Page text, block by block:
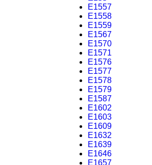
E1557
E1558
E1559
E1567
E1570
E1571
E1576
E1577
E1578
E1579
E1587
E1602
E1603
E1609
E1632
E1639
E1646
E1657